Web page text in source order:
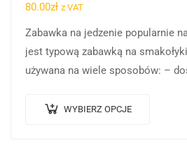
80.00zł z VAT
Zabawka na jedzenie popularnie
jest typową zabawką na
używana na wiele sposobów: –
WYBIERZ OPCJE